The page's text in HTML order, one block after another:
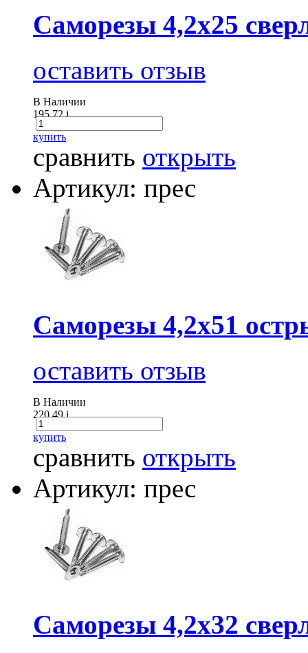
Саморезы 4,2х25
оставить отзыв
В Наличии
195.72i
купить
сравнить открыть
Артикул: прес
Саморезы 4,2х51
оставить отзыв
В Наличии
220.49i
купить
сравнить открыть
Артикул: прес
Саморезы 4,2х32